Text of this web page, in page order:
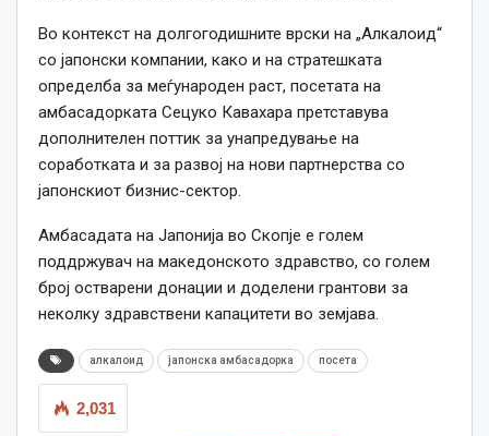
Во контекст на долгогодишните врски на „Алкалоид“
со јапонски компании, како и на стратешката
определба за меѓународен раст, посетата на
амбасадорката Сецуко Кавахара претставува
дополнителен поттик за унапредување на
соработката и за развој на нови партнерства со
јапонскиот бизнис-сектор.
Амбасадата на Јапонија во Скопје е голем
поддржувач на македонското здравство, со голем
број остварени донации и доделени грантови за
неколку здравствени капацитети во земјава.
алкалоид јапонска амбасадорка посета
2,031